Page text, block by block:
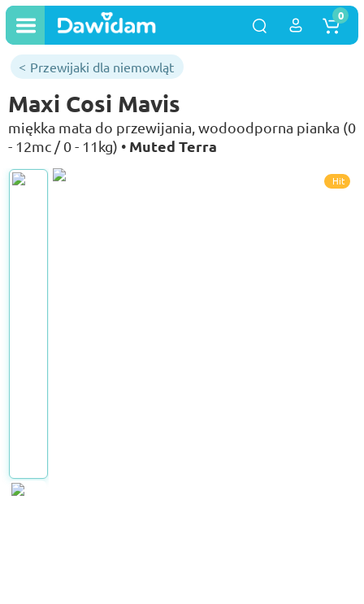
0
Przewijaki dla niemowląt
Maxi Cosi Mavis
miękka mata do przewijania, wodoodporna pianka (0
- 12mc / 0 - 11kg) • Muted Terra
Hit